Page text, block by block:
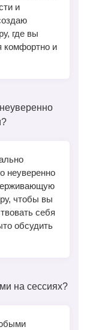
и
где вы
комфортно и
неуверенно
чтобы вы
себя
обсудить
на сессиях?